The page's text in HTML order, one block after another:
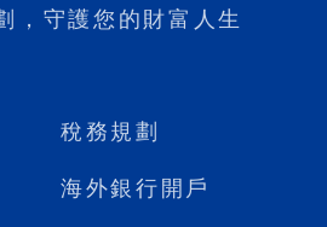
，守護您的財富人生
稅務規劃
海外銀行開戶